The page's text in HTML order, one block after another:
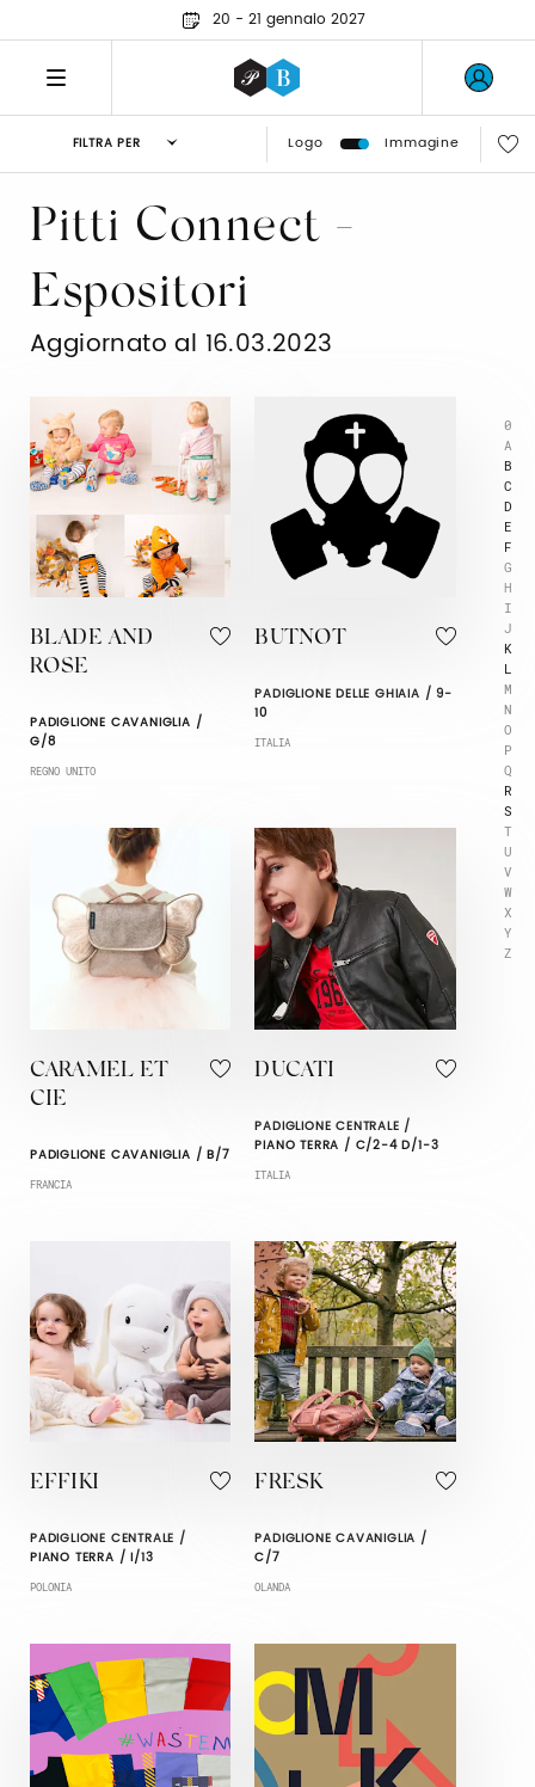
20 - 21 gennaio 2027
FILTRA PER Logo Immagine
0
A
B
C
D
E
F
G
H
I
J
K
L
M
N
O
P
Q
R
S
T
U
V
W
X
Y
Z
Pitti Connect -
Espositori
Aggiornato al 16.03.2023
BLADE AND
ROSE
PADIGLIONE CAVANIGLIA /
G/8
REGNO UNITO
BUTNOT
PADIGLIONE DELLE GHIAIA / 9-
10
ITALIA
CARAMEL ET
CIE
PADIGLIONE CAVANIGLIA / B/7
FRANCIA
DUCATI
PADIGLIONE CENTRALE /
PIANO TERRA / C/2-4 D/1-3
ITALIA
EFFIKI
PADIGLIONE CENTRALE /
PIANO TERRA / I/13
POLONIA
FRESK
PADIGLIONE CAVANIGLIA /
C/7
OLANDA